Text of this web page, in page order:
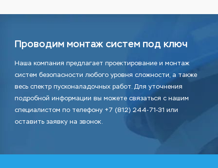
Проводим монтаж систем под ключ
Наша компания предлагает проектирование и монтаж
систем безопасности любого уровня сложности, а также
весь спектр пусконаладочных работ. Для уточнения
подробной информации вы можете связаться с нашим
специалистом по телефону +7 (812) 244-71-31 или
оставить заявку на звонок.